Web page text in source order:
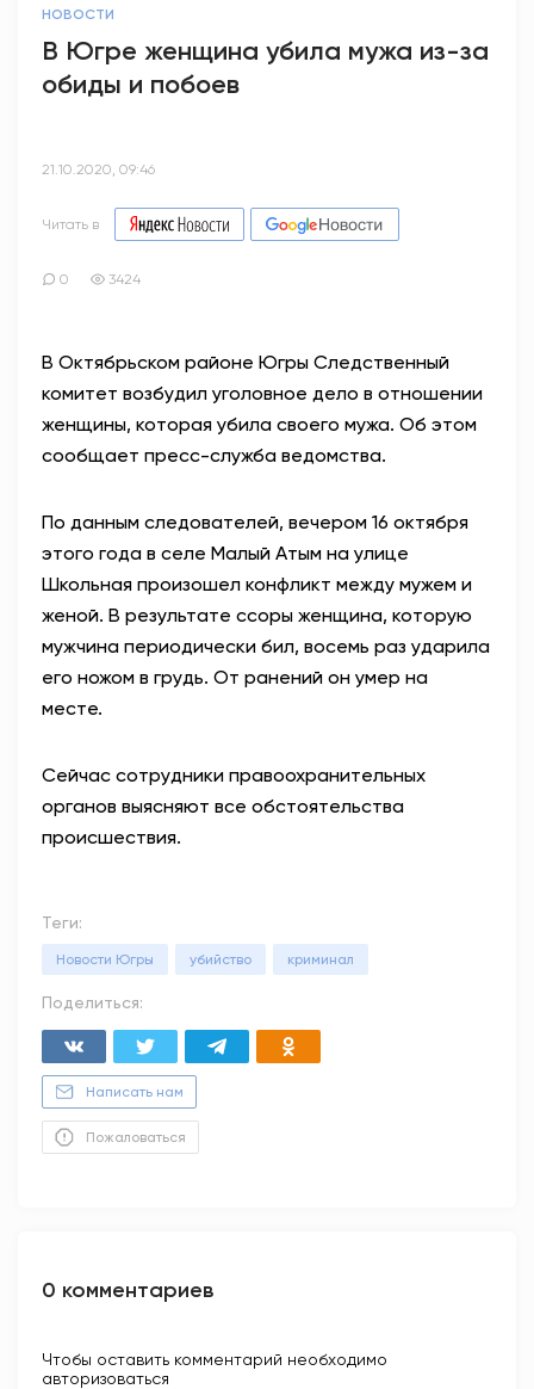
НОВОСТИ
В Югре женщина убила мужа из-за
обиды и побоев
21.10.2020, 09:46
Читать в
0 3424
В Октябрьском районе Югры Следственный
комитет возбудил уголовное дело в отношении
женщины, которая убила своего мужа. Об этом
сообщает пресс-служба ведомства.
По данным следователей, вечером 16 октября
этого года в селе Малый Атым на улице
Школьная произошел конфликт между мужем и
женой. В результате ссоры женщина, которую
мужчина периодически бил, восемь раз ударила
его ножом в грудь. От ранений он умер на
месте.
Сейчас сотрудники правоохранительных
органов выясняют все обстоятельства
происшествия.
Теги:
Новости Югры убийство криминал
Поделиться:
Написать нам
Пожаловаться
0 комментариев
Чтобы оставить комментарий необходимо
авторизоваться